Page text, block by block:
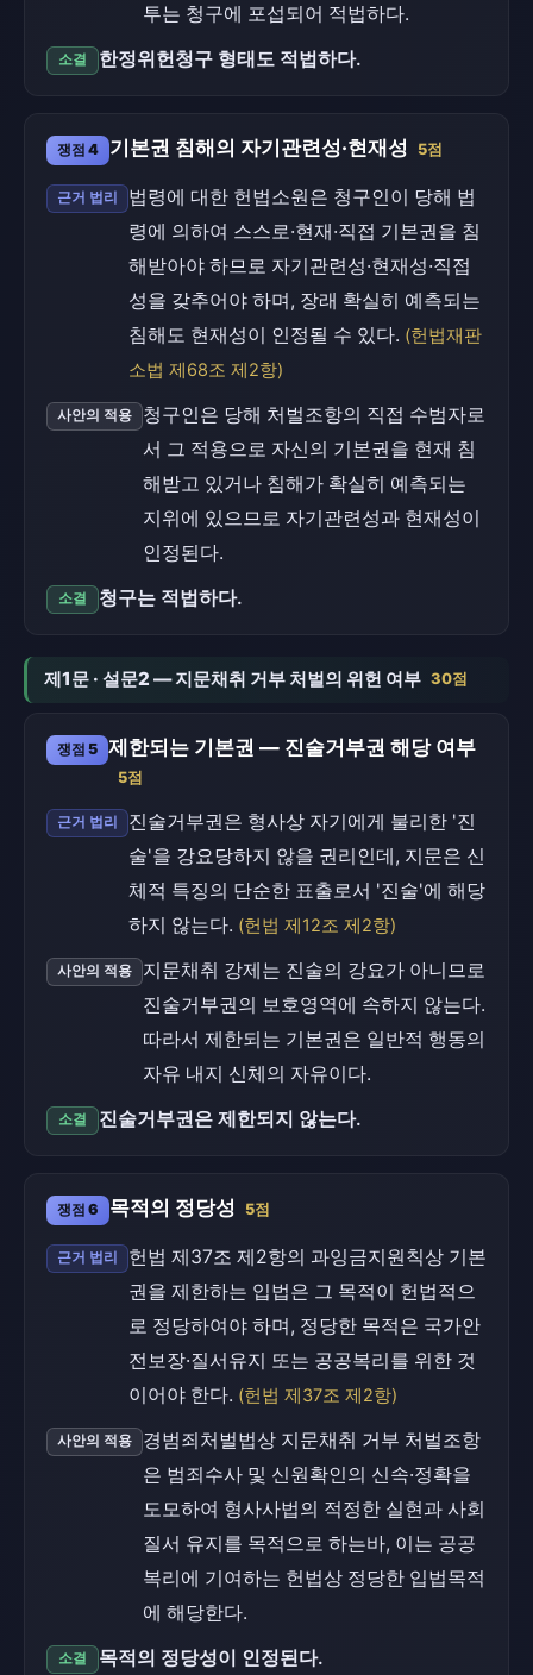
투는 청구에 포섭되어 적법하다.
소결 한정위헌청구 형태도 적법하다.
쟁점 4 기본권 침해의 자기관련성·현재성 5점
근거 법리
법령에 대한 헌법소원은 청구인이 당해 법
령에 의하여 스스로·현재·직접 기본권을 침
해받아야 하므로 자기관련성·현재성·직접
성을 갖추어야 하며, 장래 확실히 예측되는
침해도 현재성이 인정될 수 있다. (헌법재판
소법 제68조 제2항)
사안의 적용
청구인은 당해 처벌조항의 직접 수범자로
서 그 적용으로 자신의 기본권을 현재 침
해받고 있거나 침해가 확실히 예측되는
지위에 있으므로 자기관련성과 현재성이
인정된다.
소결 청구는 적법하다.
제1문 · 설문2 — 지문채취 거부 처벌의 위헌 여부 30점
쟁점 5 제한되는 기본권 — 진술거부권 해당 여부
5점
근거 법리
진술거부권은 형사상 자기에게 불리한 '진
술'을 강요당하지 않을 권리인데, 지문은 신
체적 특징의 단순한 표출로서 '진술'에 해당
하지 않는다. (헌법 제12조 제2항)
사안의 적용
지문채취 강제는 진술의 강요가 아니므로
진술거부권의 보호영역에 속하지 않는다.
따라서 제한되는 기본권은 일반적 행동의
자유 내지 신체의 자유이다.
소결 진술거부권은 제한되지 않는다.
쟁점 6 목적의 정당성 5점
근거 법리
헌법 제37조 제2항의 과잉금지원칙상 기본
권을 제한하는 입법은 그 목적이 헌법적으
로 정당하여야 하며, 정당한 목적은 국가안
전보장·질서유지 또는 공공복리를 위한 것
이어야 한다. (헌법 제37조 제2항)
사안의 적용
경범죄처벌법상 지문채취 거부 처벌조항
은 범죄수사 및 신원확인의 신속·정확을
도모하여 형사사법의 적정한 실현과 사회
질서 유지를 목적으로 하는바, 이는 공공
복리에 기여하는 헌법상 정당한 입법목적
에 해당한다.
소결 목적의 정당성이 인정된다.